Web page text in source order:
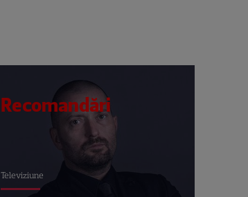
Recomandări
Televiziune